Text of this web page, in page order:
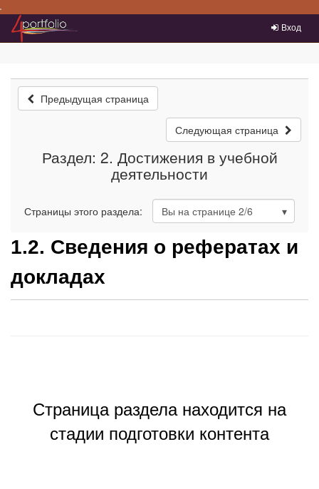
Преейти на главное меню
Вход
Предыдущая страница
Следующая страница
Раздел: 2. Достижения в учебной
деятельности
Страницы этого раздела: Вы на странице 2/6
1.2. Сведения о рефератах и
докладах
Страница раздела находится на
стадии подготовки контента